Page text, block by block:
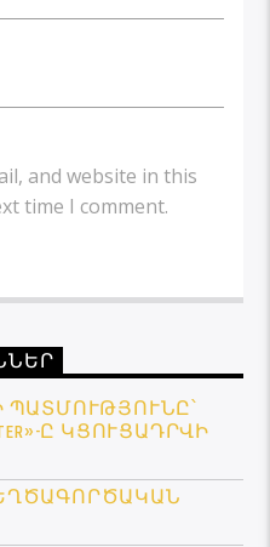
and website in this
time I comment.
ՊԱՏՄՈՒԹՅՈՒՆԸ՝
Ը ԿՑՈՒՑԱԴՐՎԻ